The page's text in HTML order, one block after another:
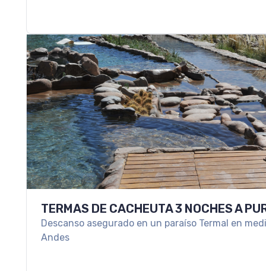
TERMAS DE CACHEUTA 3 NOCHES A
Descanso asegurado en un paraíso Termal en
Andes